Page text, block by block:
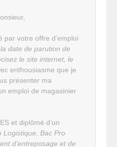
par votre offre d’emploi
date de parution de
le site internet, le
enthousiasme que je
présenter ma
emploi de magasinier
et diplômé d’un
Logistique, Bac Pro
d’entreposage et de